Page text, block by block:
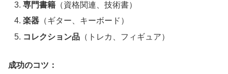
専門書籍 （資格関連、技術書）
楽器 （ギター、キーボード）
コレクション品 （トレカ、フィギュア）
成功のコツ：